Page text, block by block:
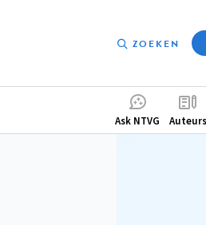
ZOEKEN
Ask NTVG Auteurs